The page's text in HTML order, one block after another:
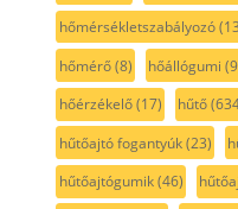
hőmérsékletszabályozó
hőmérő(8) hőállógumi
hőérzékelő(17) hűtő
hűtőajtó fogantyúk(23)
hűtőajtógumik(46)